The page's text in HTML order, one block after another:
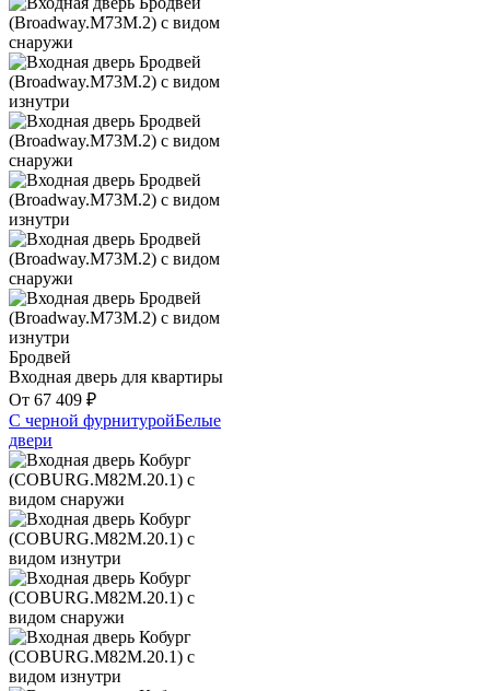
Бродвей
Входная дверь для квартиры
От 67 409 ₽
С черной фурнитуройБелые
двери